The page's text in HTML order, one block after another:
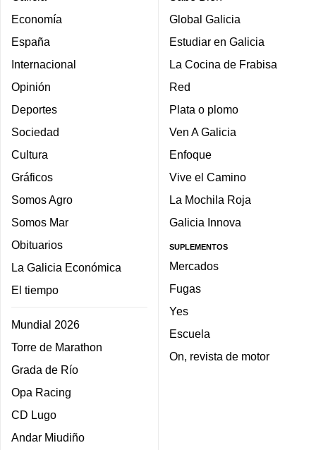
Economía
España
Internacional
Opinión
Deportes
Sociedad
Cultura
Gráficos
Somos Agro
Somos Mar
Obituarios
La Galicia Económica
El tiempo
Mundial 2026
Torre de Marathon
Grada de Río
Opa Racing
CD Lugo
Andar Miudiño
Global Galicia
Estudiar en Galicia
La Cocina de Frabisa
Red
Plata o plomo
Ven A Galicia
Enfoque
Vive el Camino
La Mochila Roja
Galicia Innova
SUPLEMENTOS
Mercados
Fugas
Yes
Escuela
On, revista de motor